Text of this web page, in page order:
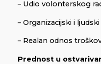
– Udio volonterskog
– Organizacijski i
– Realan odnos
Prednost u